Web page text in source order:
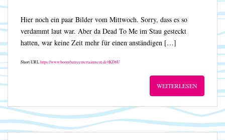
n
Hier noch ein paar Bilder vom Mittwoch. Sorry, dass es so
verdammt laut war. Aber da Dead To Me im Stau gesteckt
hatten, war keine Zeit mehr für einen anständigen […]
Short URLhttps://www.boombatzeentertainment.de/tKD6U
WEITERLESEN